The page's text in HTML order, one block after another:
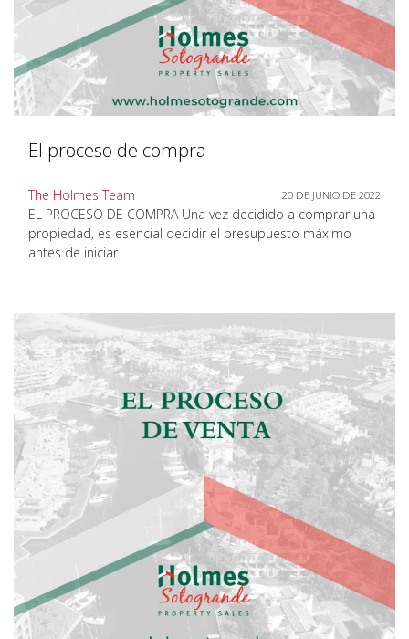
El proceso de compra
The Holmes Team 20 DE JUNIO DE 2022
EL PROCESO DE COMPRA Una vez decidido a comprar una
propiedad, es esencial decidir el presupuesto máximo
antes de iniciar